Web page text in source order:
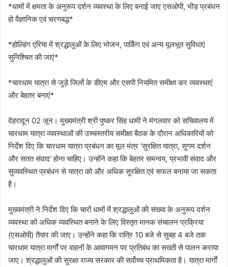
*धामों में क्षमता के अनुरूप दर्शन व्यवस्था के लिए बनाई जाए एसओपी, भीड़ प्रबंधन
हो वैज्ञानिक एवं चरणबद्ध*
*होल्डिंग एरिया में श्रद्धालुओं के लिए भोजन, पार्किंग एवं अन्य मूलभूत सुविधाएं
सुनिश्चित की जाएं*
*चारधाम यात्रा से जुड़े जिलों के डीएम और एसपी नियमित समीक्षा कर व्यवस्थाएं
और बेहतर बनाएं*
देहरादून 02 जून। मुख्यमंत्री श्री पुष्कर सिंह धामी ने मंगलवार को सचिवालय में
चारधाम यात्रा व्यवस्थाओं की उच्चस्तरीय समीक्षा बैठक के दौरान अधिकारियों को
निर्देश दिए कि चारधाम यात्रा प्रबंधन का मूल मंत्र ‘सुरक्षित यात्रा, सुगम दर्शन
और सतत संवाद’ होना चाहिए। उन्होंने कहा कि बेहतर समन्वय, प्रभावी संवाद और
सुव्यवस्थित प्रबंधन से यात्रा को और अधिक सुरक्षित एवं सफल बनाया जा सकता
है।
मुख्यमंत्री ने निर्देश दिए कि चारों धामों में श्रद्धालुओं की संख्या के अनुरूप दर्शन
व्यवस्था को अधिक व्यवस्थित बनाने के लिए विस्तृत मानक संचालन प्रक्रिया
(एसओपी) तैयार की जाए। उन्होंने कहा कि रात्रि 10 बजे से सुबह 4 बजे तक
चारधाम यात्रा मार्गों पर वाहनों के आवागमन पर प्रतिबंध का सख्ती से पालन कराया
जाए। श्रद्धालुओं की सुरक्षा राज्य सरकार की सर्वोच्च प्राथमिकता है। यात्रा मार्गों